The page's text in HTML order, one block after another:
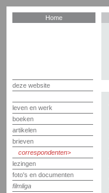
Home
deze website
leven en werk
boeken
artikelen
brieven
correspondenten
lezingen
foto's en documenten
filmliga